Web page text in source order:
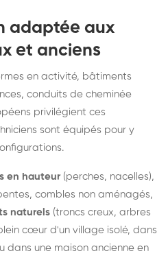
adaptée aux
et anciens
en activité, bâtiments
conduits de cheminée
privilégient ces
sont équipés pour y
en hauteur (perches, nacelles),
combles non aménagés,
naturels (troncs creux, arbres
cœur d'un village isolé, dans
dans une maison ancienne en